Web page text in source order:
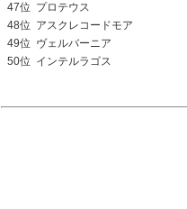
47位 プロテウス
48位 アスクレコードモア
49位 ヴェルバーニア
50位 インテルラゴス